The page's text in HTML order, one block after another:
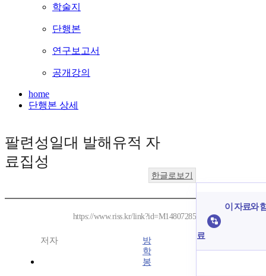
학술지
단행본
연구보고서
공개강의
home
단행본 상세
팔련성일대 발해유적 자
료집성
한글로보기
https://www.riss.kr/link?id=M14807285
저자
방
학
봉
이 자료와
료